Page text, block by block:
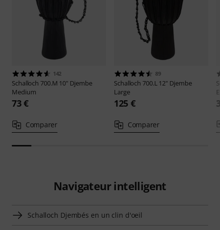
142
Schalloch700.M 10" Djembe
Medium
73 €
Comparer
89
Schalloch700.L 12" Djembe
Large
125 €
Comparer
Navigateur intelligent
Schalloch Djembés en un clin d'oeil